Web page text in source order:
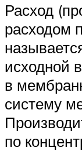
Расход
расходом
исходной
в
систему
по